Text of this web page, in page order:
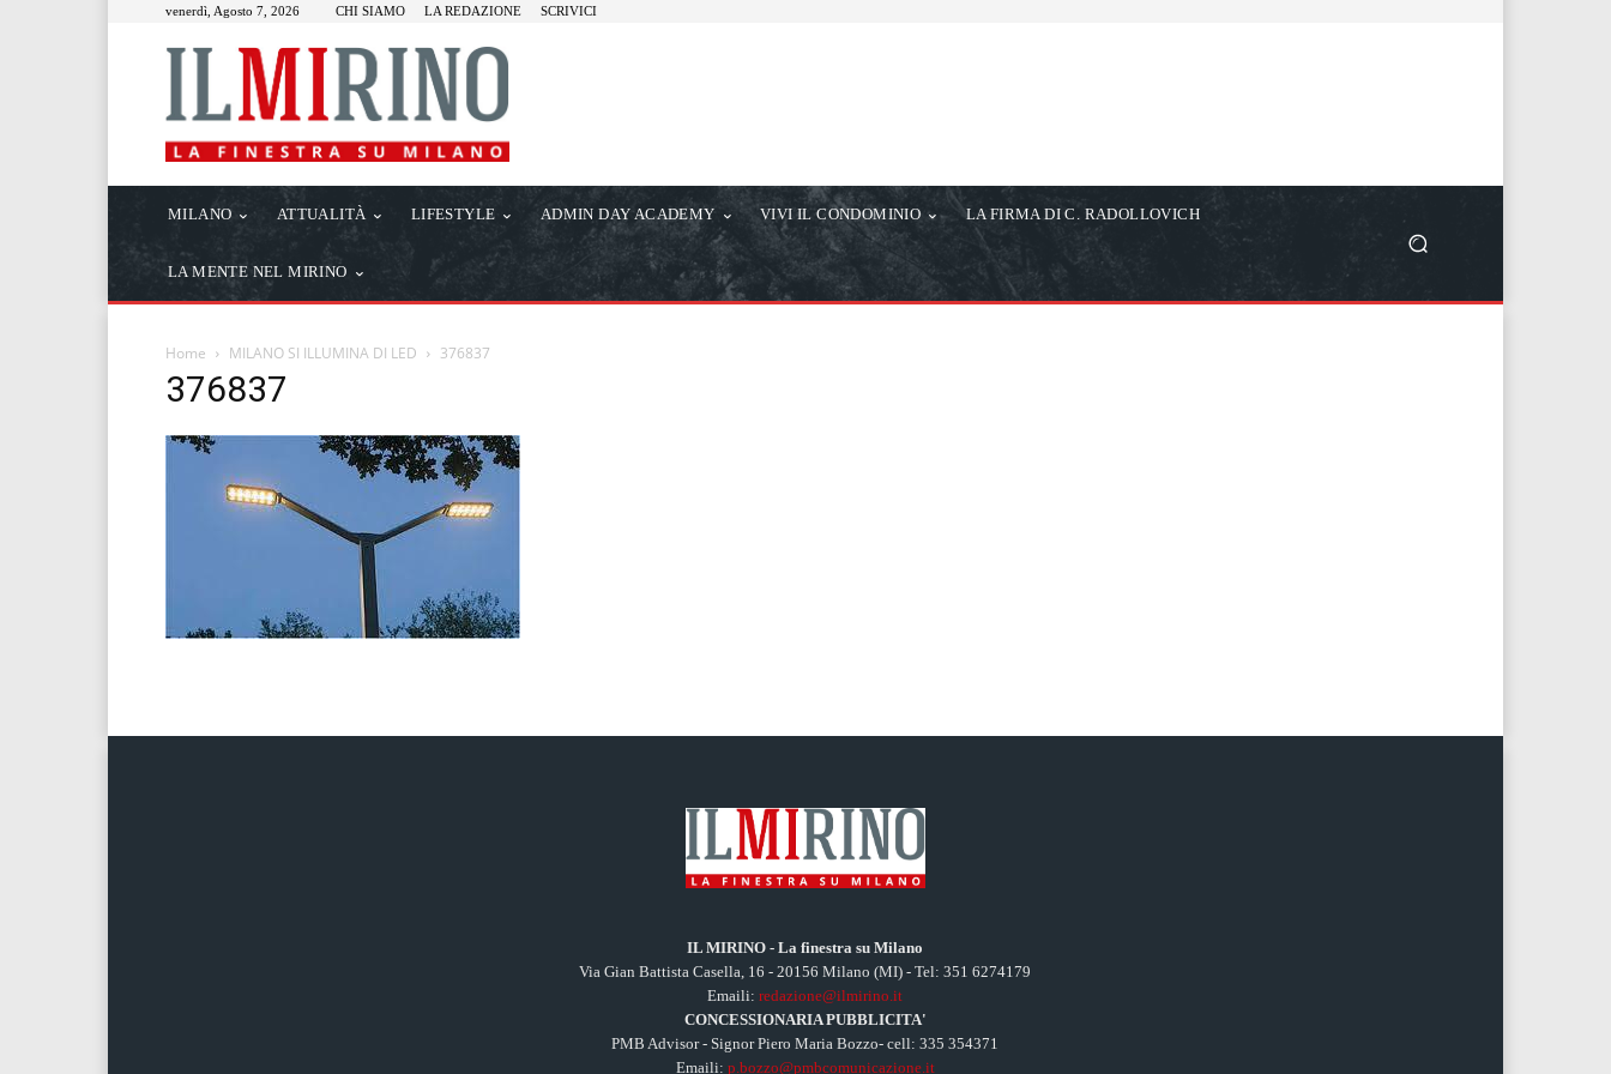
venerdì, Agosto 7, 2026 CHI SIAMO LA REDAZIONE SCRIVICI
MILANO ATTUALITÀ LIFESTYLE ADMIN DAY ACADEMY VIVI IL CONDOMINIO LA FIRMA DI C. RADOLLOVICH
LA MENTE NEL MIRINO
Home MILANO SI ILLUMINA DI LED 376837
376837
IL MIRINO - La finestra su Milano
Via Gian Battista Casella, 16 - 20156 Milano (MI) - Tel: 351 6274179
Emaili:redazione@ilmirino.it
CONCESSIONARIA PUBBLICITA'
PMB Advisor - Signor Piero Maria Bozzo- cell: 335 354371
Emaili: p.bozzo@pmbcomunicazione.it